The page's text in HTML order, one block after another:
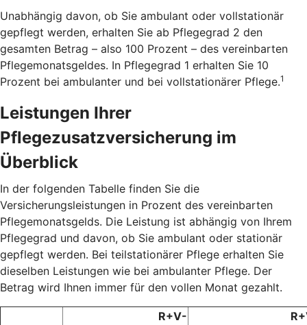
Unabhängig davon, ob Sie ambulant oder vollstationär
gepflegt werden, erhalten Sie ab Pflegegrad 2 den
gesamten Betrag – also 100 Prozent – des vereinbarten
Pflegemonatsgeldes. In Pflegegrad 1 erhalten Sie 10
Prozent bei ambulanter und bei vollstationärer Pflege.1
Leistungen Ihrer
Pflegezusatzversicherung im
Überblick
In der folgenden Tabelle finden Sie die
Versicherungsleistungen in Prozent des vereinbarten
Pflegemonatsgelds. Die Leistung ist abhängig von Ihrem
Pflegegrad und davon, ob Sie ambulant oder stationär
gepflegt werden. Bei teilstationärer Pflege erhalten Sie
dieselben Leistungen wie bei ambulanter Pflege. Der
Betrag wird Ihnen immer für den vollen Monat gezahlt.
R+V-